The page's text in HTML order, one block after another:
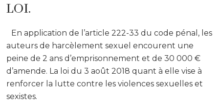
LOI.
En application de l’article 222-33 du code pénal, les
auteurs de harcèlement sexuel encourent une
peine de 2 ans d’emprisonnement et de 30 000 €
d’amende. La loi du 3 août 2018 quant à elle vise à
renforcer la lutte contre les violences sexuelles et
sexistes.